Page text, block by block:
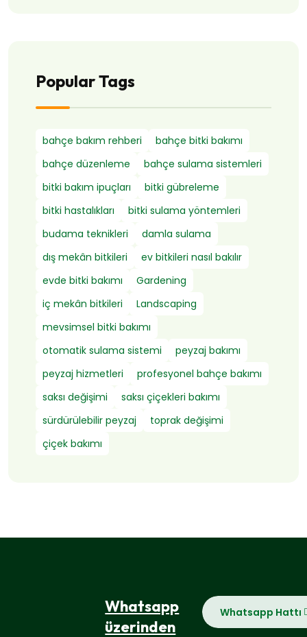
Popular Tags
bahçe bakım rehberi
bahçe bitki bakımı
bahçe düzenleme
bahçe sulama sistemleri
bitki bakım ipuçları
bitki gübreleme
bitki hastalıkları
bitki sulama yöntemleri
budama teknikleri
damla sulama
dış mekân bitkileri
ev bitkileri nasıl bakılır
evde bitki bakımı
Gardening
iç mekân bitkileri
Landscaping
mevsimsel bitki bakımı
otomatik sulama sistemi
peyzaj bakımı
peyzaj hizmetleri
profesyonel bahçe bakımı
saksı değişimi
saksı çiçekleri bakımı
sürdürülebilir peyzaj
toprak değişimi
çiçek bakımı
Whatsapp
üzerinden
Whatsapp Hattı